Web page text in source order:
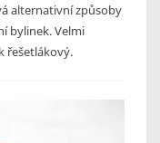
alternativní způsoby
bylinek. Velmi
řešetlákový.